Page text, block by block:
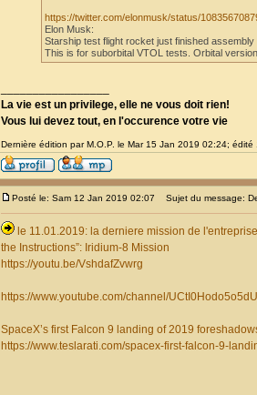
https://twitter.com/elonmusk/status/
Elon Musk:
Starship test flight rocket just finished
This is for suborbital VTOL tests. Orbital
La vie est un privilege, elle ne vous doit rien!
Vous lui devez tout, en l'occurence votre vie
Dernière édition par M.O.P. le Mar 15 Jan 2019 02:24; édité
Posté le: Sam 12 Jan 2019 02:07 Sujet du message:
le 11.01.2019: la derniere mission de
the Instructions”: Iridium-8 Mission
https://youtu.be/VshdafZvwrg
https://www.youtube.com/channel/
SpaceX’s first Falcon 9 landing of 2019
https://www.teslarati.com/spacex-first-falcon-9-